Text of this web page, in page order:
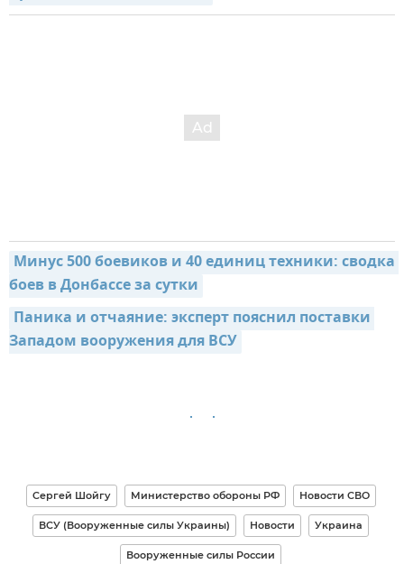
Минус 500 боевиков и 40 единиц техники: сводка
боев в Донбассе за сутки
Паника и отчаяние: эксперт пояснил поставки
Западом вооружения для ВСУ
Сергей Шойгу Министерство обороны РФ Новости СВО
ВСУ (Вооруженные силы Украины) Новости Украина
Вооруженные силы России